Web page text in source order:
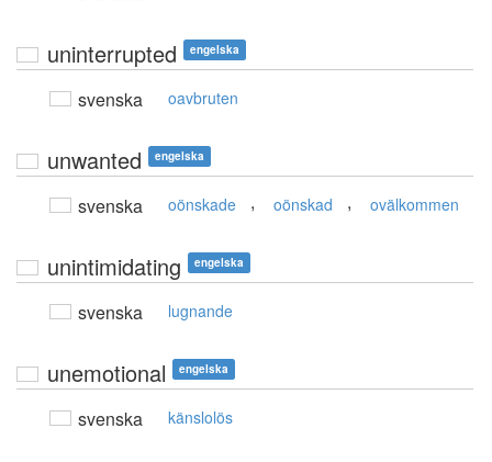
uninterrupted engelska
svenska oavbruten
unwanted engelska
svenska oönskade , oönskad , ovälkommen
unintimidating engelska
svenska lugnande
unemotional engelska
svenska känslolös